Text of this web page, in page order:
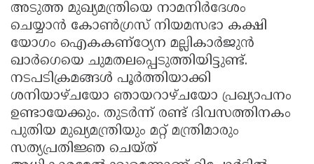
അടുത്ത മുഖ്യമന്ത്രിയെ നാമനിർദേശം
ചെയ്യാൻ കോൺഗ്രസ് നിയമസഭാ കക്ഷി
യോഗം ഐകകണ്ഠ്യേന മല്ലികാർജുൻ
ഖാർഗെയെ ചുമതലപ്പെടുത്തിയിട്ടുണ്ട്.
നടപടിക്രമങ്ങൾ പൂർത്തിയാക്കി
ശനിയാഴ്ചയോ ഞായറാഴ്ചയോ പ്രഖ്യാപനം
ഉണ്ടായേക്കും. തുടർന്ന് രണ്ട് ദിവസത്തിനകം
പുതിയ മുഖ്യമന്ത്രിയും മറ്റ് മന്ത്രിമാരും
സത്യപ്രതിജ്ഞ ചെയ്ത്